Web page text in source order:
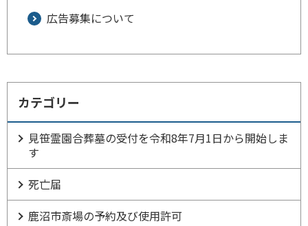
広告募集について
カテゴリー
見笹霊園合葬墓の受付を令和8年7月1日から開始しま
す
死亡届
鹿沼市斎場の予約及び使用許可